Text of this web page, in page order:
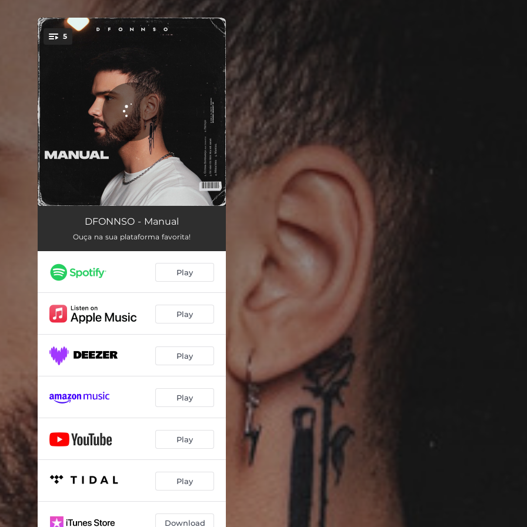
You're all set!
5
Última Esperança
Feitiço
Eu Não Te Pedi Pra Me Amar 02:46
Manual
DFONNSO - Manual
Ouça na sua plataforma favorita!
Play
Play
Play
Play
Play
Play
Download